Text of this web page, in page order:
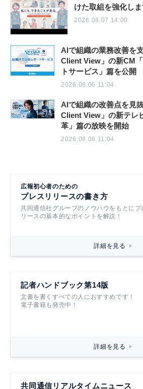
けた取組を強化し
2026.08.07 14:00
AIで組織の業務改善を
Client View」の新CM
トサービス」篇を公開
2026.08.06 11:04
AIで組織の改善点を見
Client View」の新テレ
革」篇の放映を開始
2026.08.06 11:04
広報初心者のための
プレスリリースの書き方
共同通信社グループのノウハウをもとにプ
リースの基本的なポイントを解説！
詳細を見る
記者ハンドブック第14版
文書を書くすべての人におすすめです！
電子書籍も発売中！
詳細を見る
共同通信リアルタイムニュース